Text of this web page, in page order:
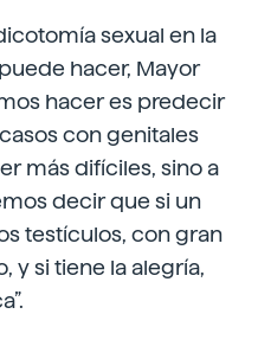
sexual en la
hacer, Mayor
hacer es predecir
con genitales
más difíciles, sino a
decir que si un
testículos, con gran
y si tiene la alegría,